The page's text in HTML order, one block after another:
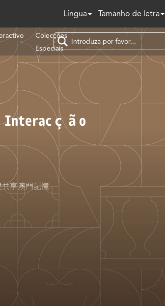
Língua Tamanho de letra
Colecções
Especiais
Interacção
共享澳門記憶